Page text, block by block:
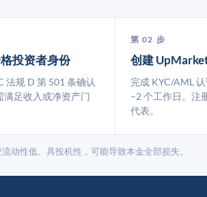
投资者身份
法规 D 第 501 条确认
满足收入或净资产门
第 02 步
创建
完成 KYC/AML
–2 个工作日。注
代表。
动性低、具投机性，可能导致本金全部损失。